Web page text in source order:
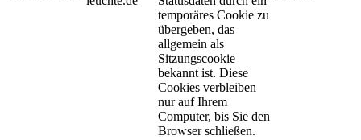
temporäres Cookie zu
übergeben, das
allgemein als
Sitzungscookie
bekannt ist. Diese
Cookies verbleiben
nur auf Ihrem
Computer, bis Sie den
Browser schließen.